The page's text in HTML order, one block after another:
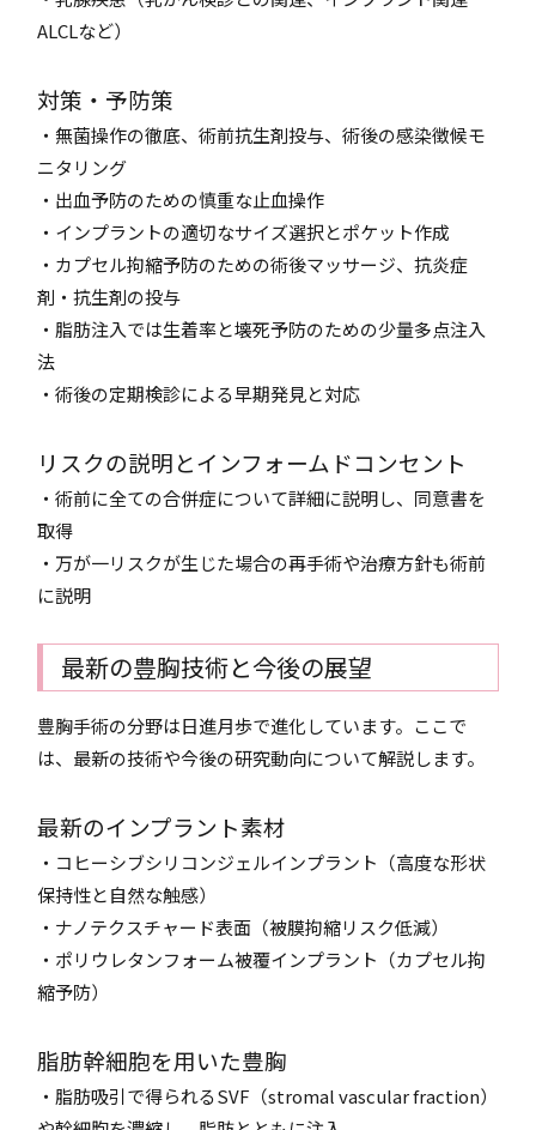
ALCLなど）
対策・予防策
・無菌操作の徹底、術前抗生剤投与、術後の感染徴候モ
ニタリング
・出血予防のための慎重な止血操作
・インプラントの適切なサイズ選択とポケット作成
・カプセル拘縮予防のための術後マッサージ、抗炎症
剤・抗生剤の投与
・脂肪注入では生着率と壊死予防のための少量多点注入
法
・術後の定期検診による早期発見と対応
リスクの説明とインフォームドコンセント
・術前に全ての合併症について詳細に説明し、同意書を
取得
・万が一リスクが生じた場合の再手術や治療方針も術前
に説明
最新の豊胸技術と今後の展望
豊胸手術の分野は日進月歩で進化しています。ここで
は、最新の技術や今後の研究動向について解説します。
最新のインプラント素材
・コヒーシブシリコンジェルインプラント（高度な形状
保持性と自然な触感）
・ナノテクスチャード表面（被膜拘縮リスク低減）
・ポリウレタンフォーム被覆インプラント（カプセル拘
縮予防）
脂肪幹細胞を用いた豊胸
・脂肪吸引で得られるSVF（stromal vascular fraction）